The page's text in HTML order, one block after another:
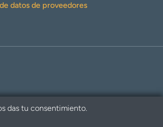
de datos de proveedores
das tu consentimiento.